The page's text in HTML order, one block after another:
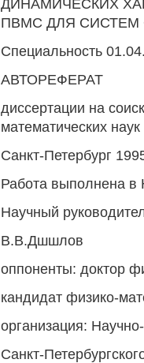
ДИНАМИЧЕСКИХ
ПВМС ДЛЯ
Специальность
АВТОРЕФЕРАТ
диссертации на
математических наук
Санкт-Петербург
Работа выполнена
Научный
В.В.Дшшлов
оппоненты: доктор
кандидат физико-
организация:
Санкт-